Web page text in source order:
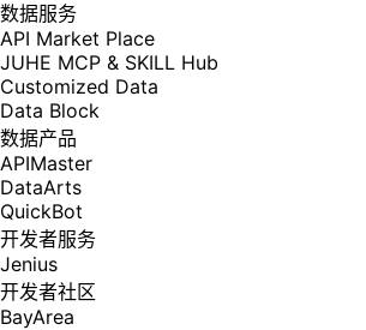
数据服务
API Market Place
JUHE MCP & SKILL Hub
Customized Data
Data Block
数据产品
APIMaster
DataArts
QuickBot
开发者服务
Jenius
开发者社区
BayArea